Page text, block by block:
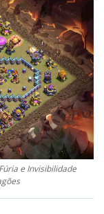
e Invisibilidade